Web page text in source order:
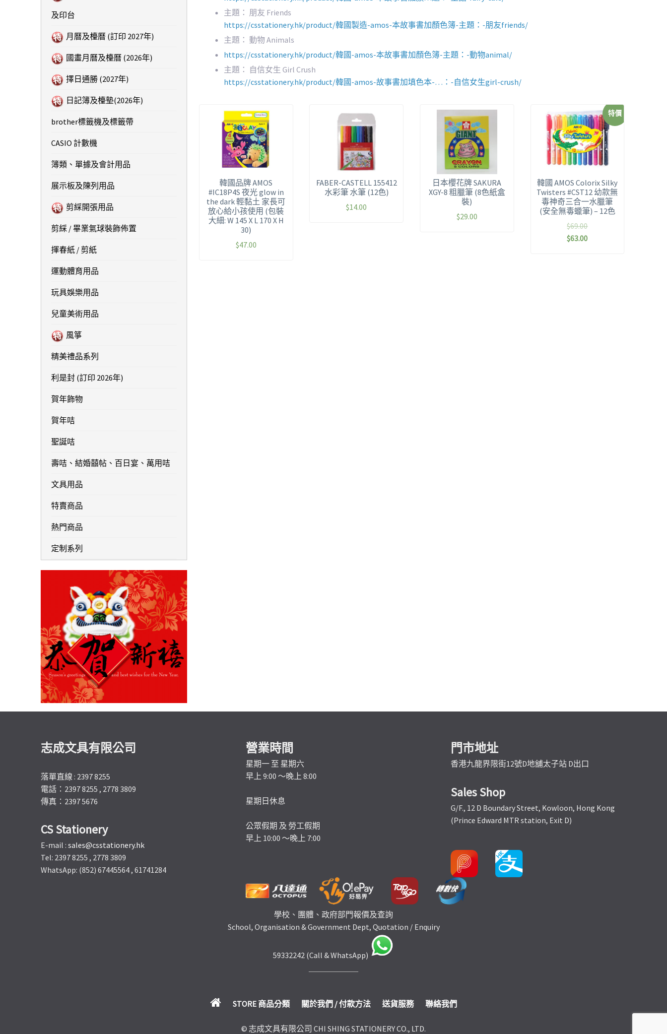
主題： 朋友 Friends
https://csstationery.hk/product/韓國製造-amos-本故事書加顏色簿-主題：-朋友friends/
主題： 動物 Animals
https://csstationery.hk/product/韓國-amos-本故事書加顏色簿-主題：-動物animal/
主題： 自信女生 Girl Crush
https://csstationery.hk/product/韓國-amos-故事書加填色本-…：-自信女生girl-crush/
韓國品牌 AMOS
#IC18P4S 夜光 glow in
the dark 輕黏土 家長可
放心給小孩使用 (包裝
大細: W 145 X L 170 X H
30)
$47.00
FABER-CASTELL 155412
水彩筆 水筆 (12色)
$14.00
日本櫻花牌 SAKURA
XGY-8 粗臘筆 (8色紙盒
裝)
$29.00
特價
韓國 AMOS Colorix Silky
Twisters #CST12 幼款無
毒神奇三合一水臘筆
(安全無毒蠟筆) – 12色
$69.00
$63.00
及印台
月曆及檯曆 (訂印 2027年)
國畫月曆及檯曆 (2026年)
擇日通勝 (2027年)
日記簿及檯墊(2026年)
brother標籤機及標籤帶
CASIO 計數機
簿類、單據及會計用品
展示板及陳列用品
剪綵開張用品
剪綵 / 畢業氣球裝飾佈置
揮春紙 / 剪紙
運動體育用品
玩具娛樂用品
兒童美術用品
風箏
精美禮品系列
利是封 (訂印 2026年)
賀年飾物
賀年咭
聖誕咭
壽咭、結婚囍帖、百日宴、萬用咭
文具用品
特賣商品
熱門商品
定制系列
志成文具有限公司
落單直線 : 2397 8255
電話：2397 8255 , 2778 3809
傳真：2397 5676
CS Stationery
E-mail : sales@csstationery.hk
Tel: 2397 8255 , 2778 3809
WhatsApp: (852) 67445564 , 61741284
營業時間
星期一 至 星期六
早上 9:00 ～晚上 8:00
星期日休息
公眾假期 及 勞工假期
早上 10:00 ～晚上 7:00
門市地址
香港九龍界限街12號D地舖太子站 D出口
Sales Shop
G/F., 12 D Boundary Street, Kowloon, Hong Kong
(Prince Edward MTR station, Exit D)
學校、團體、政府部門報價及查詢
School, Organisation & Government Dept, Quotation / Enquiry
59332242 (Call & WhatsApp)
STORE 商品分類 關於我們 / 付款方法 送貨服務 聯絡我們
© 志成文具有限公司 CHI SHING STATIONERY CO., LTD.